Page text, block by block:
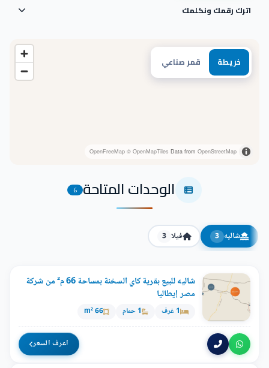
خريطة قمر صناعي
OpenFreeMap © OpenMapTiles Data from OpenStreetMap
اترك رقمك ونكلمك
الوحدات المتاحة 6
شاليه 3 فيلا 3
شاليه للبيع بقرية كاي السخنة بمساحة 66 م² من شركة
مصر إيطاليا
1 غرف 1 حمام 66 m²
اعرف السعر